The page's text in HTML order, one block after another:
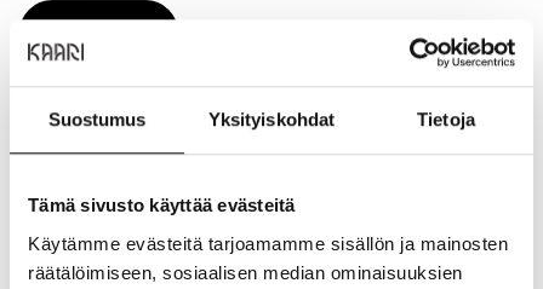
Suostumus Yksityiskohdat Tietoja
Tämä sivusto käyttää evästeitä
Käytämme evästeitä tarjoamamme sisällön ja mainosten
räätälöimiseen, sosiaalisen median ominaisuuksien
Sijainti ja yhteystiedot
Sähköposti:
villanepal.fi@gmail.com
NÄYTÄ POHJAKARTASSA